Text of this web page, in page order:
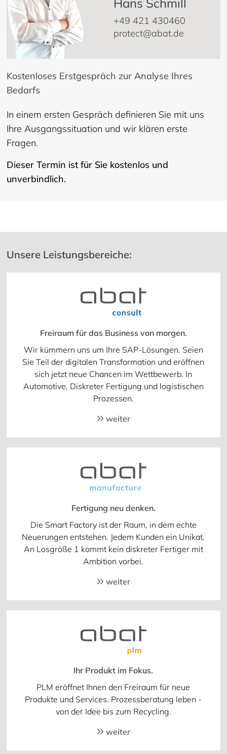
Hans Schmill
+49 421 430460
protect@abat.de
Kostenloses Erstgespräch zur Analyse Ihres
Bedarfs
In einem ersten Gespräch definieren Sie mit uns
Ihre Ausgangssituation und wir klären erste
Fragen.
Dieser Termin ist für Sie kostenlos und
unverbindlich.
Unsere Leistungsbereiche:
Freiraum für das Business von morgen.
Wir kümmern uns um Ihre SAP-Lösungen. Seien
Sie Teil der digitalen Transformation und eröffnen
sich jetzt neue Chancen im Wettbewerb. In
Automotive, Diskreter Fertigung und logistischen
Prozessen.
weiter
Fertigung neu denken.
Die Smart Factory ist der Raum, in dem echte
Neuerungen entstehen. Jedem Kunden ein Unikat.
An Losgröße 1 kommt kein diskreter Fertiger mit
Ambition vorbei.
weiter
Ihr Produkt im Fokus.
PLM eröffnet Ihnen den Freiraum für neue
Produkte und Services. Prozessberatung leben -
von der Idee bis zum Recycling.
weiter